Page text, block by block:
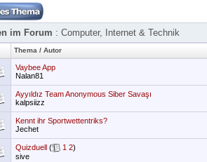
im Forum : Computer, Internet & Technik
Thema / Autor
Vaybee App
Nalan81
Ayyıldız Team Anonymous Siber Savaşı
kalpsiizz
Kennt ihr Sportwettentriks?
Jechet
Quizduell ( 1 2)
sive